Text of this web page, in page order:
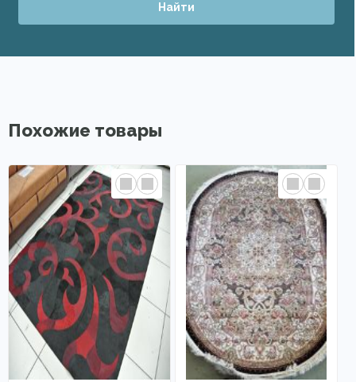
Найти
Похожие товары